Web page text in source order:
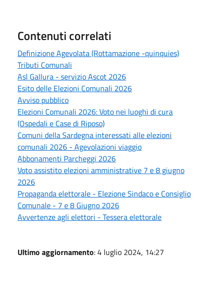
Contenuti correlati
Definizione Agevolata (Rottamazione -quinquies)
Tributi Comunali
Asl Gallura - servizio Ascot 2026
Esito delle Elezioni Comunali 2026
Avviso pubblico
Elezioni Comunali 2026: Voto nei luoghi di cura
(Ospedali e Case di Riposo)
Comuni della Sardegna interessati alle elezioni
comunali 2026 - Agevolazioni viaggio
Abbonamenti Parcheggi 2026
Voto assistito elezioni amministrative 7 e 8 giugno
2026
Propaganda elettorale - Elezione Sindaco e Consiglio
Comunale - 7 e 8 Giugno 2026
Avvertenze agli elettori - Tessera elettorale
Ultimo aggiornamento: 4 luglio 2024, 14:27